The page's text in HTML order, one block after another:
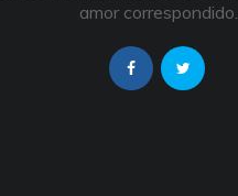
amor correspondido.